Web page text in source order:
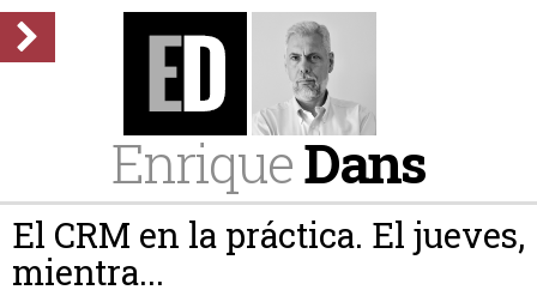
EnriqueDans
El CRM en la práctica. El jueves,
mientra...